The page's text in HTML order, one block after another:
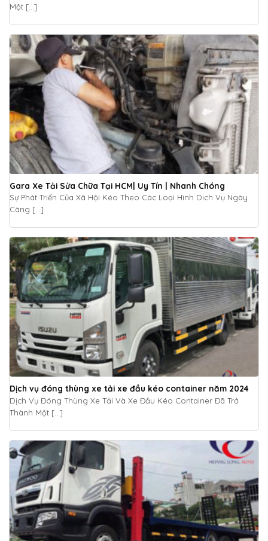
Một [...]
Gara Xe Tải Sửa Chữa Tại HCM| Uy Tín | Nhanh Chóng
Sự Phát Triển Của Xã Hội Kéo Theo Các Loại Hình Dịch Vụ Ngày
Càng [...]
Dịch vụ đóng thùng xe tải xe đầu kéo container năm 2024
Dịch Vụ Đóng Thùng Xe Tải Và Xe Đầu Kéo Container Đã Trở
Thành Một [...]